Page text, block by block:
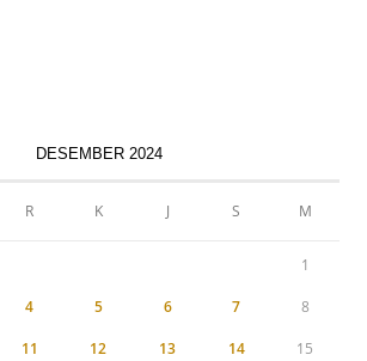
DESEMBER 2024
R K J S M
1
4 5 6 7 8
11 12 13 14 15